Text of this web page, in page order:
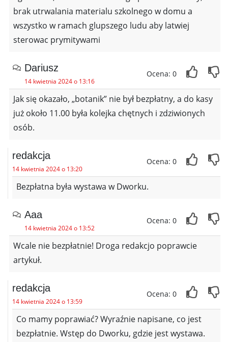
brak utrwalania materialu szkolnego w domu a
wszystko w ramach glupszego ludu aby latwiej
sterowac prymitywami
Dariusz
14 kwietnia 2024 o 13:16
Ocena: 0
Jak się okazało, „botanik” nie był bezpłatny, a do kasy
już około 11.00 była kolejka chętnych i zdziwionych
osób.
redakcja
14 kwietnia 2024 o 13:20
Ocena: 0
Bezpłatna była wystawa w Dworku.
Aaa
14 kwietnia 2024 o 13:52
Ocena: 0
Wcale nie bezpłatnie! Droga redakcjo poprawcie
artykuł.
redakcja
14 kwietnia 2024 o 13:59
Ocena: 0
Co mamy poprawiać? Wyraźnie napisane, co jest
bezpłatnie. Wstęp do Dworku, gdzie jest wystawa.